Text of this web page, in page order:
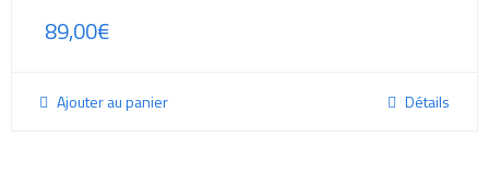
89,00€
Ajouter au panier Détails